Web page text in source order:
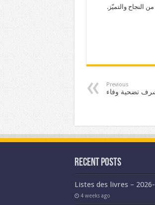
النجاح والتميّز.
Previous
تضحية وفاء
Recent Posts
Listes des livres –
4 weeks ago